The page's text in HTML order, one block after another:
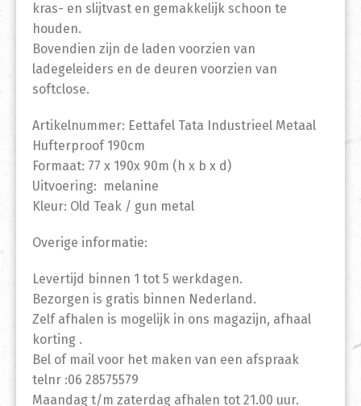
kras- en slijtvast en gemakkelijk schoon te
houden.
Bovendien zijn de laden voorzien van
ladegeleiders en de deuren voorzien van
softclose.
Artikelnummer: Eettafel Tata Industrieel Metaal
Hufterproof 190cm
Formaat: 77 x 190x 90m (h x b x d)
Uitvoering: melanine
Kleur: Old Teak / gun metal
Overige informatie:
Levertijd binnen 1 tot 5 werkdagen.
Bezorgen is gratis binnen Nederland.
Zelf afhalen is mogelijk in ons magazijn, afhaal
korting .
Bel of mail voor het maken van een afspraak
telnr :06 28575579
Maandag t/m zaterdag afhalen tot 21.00 uur.